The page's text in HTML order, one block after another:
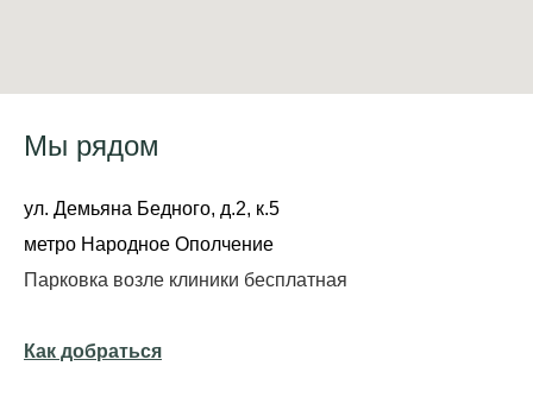
Мы рядом
ул. Демьяна Бедного, д.2, к.5
метро Народное Ополчение
Парковка возле клиники бесплатная
Как добраться